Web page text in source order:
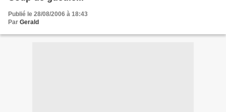
Publié le 28/08/2006 à 18:43
Par Gerald